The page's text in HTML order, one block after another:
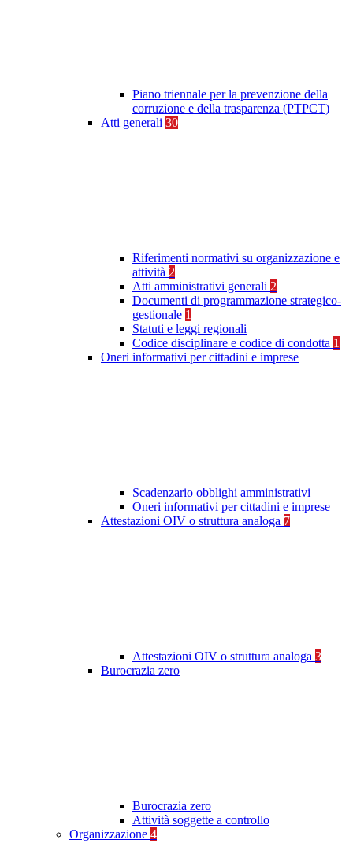
Piano triennale per la prevenzione della
corruzione e della trasparenza (PTPCT)
Atti generali 30
Riferimenti normativi su organizzazione e
attività 2
Atti amministrativi generali 2
Documenti di programmazione strategico-
gestionale 1
Statuti e leggi regionali
Codice disciplinare e codice di condotta 1
Oneri informativi per cittadini e imprese
Scadenzario obblighi amministrativi
Oneri informativi per cittadini e imprese
Attestazioni OIV o struttura analoga 7
Attestazioni OIV o struttura analoga 3
Burocrazia zero
Burocrazia zero
Attività soggette a controllo
Organizzazione 4